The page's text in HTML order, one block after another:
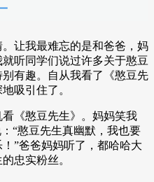
让我最难忘的是和爸爸，妈
听同学们说过许多关于憨豆
有趣。自从我看了《憨豆先
吸引住了。
《憨豆先生》。妈妈笑我
“憨豆先生真幽默，我也要
”爸爸妈妈听了，都哈哈大
忠实粉丝。